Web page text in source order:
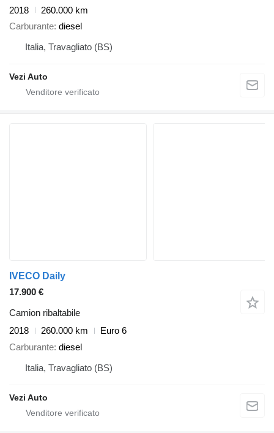
2018
260.000 km
Carburante diesel
Italia, Travagliato (BS)
Vezi Auto
IVECO Daily
17.900 €
Camion ribaltabile
2018
260.000 km
Euro 6
Carburante diesel
Italia, Travagliato (BS)
Vezi Auto